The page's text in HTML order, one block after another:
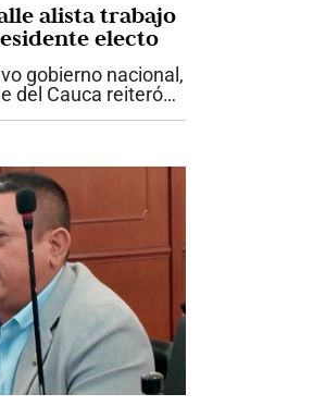
alista trabajo
electo
gobierno nacional,
del Cauca reiteró
de manera